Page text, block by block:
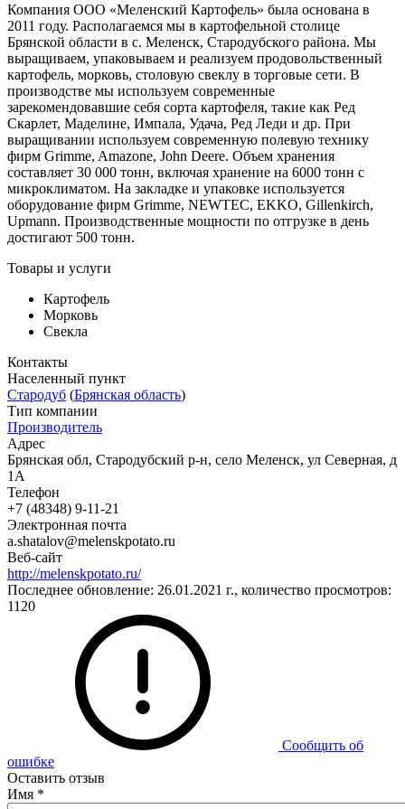
Компания ООО «Меленский Картофель» была основана в
2011 году. Располагаемся мы в картофельной столице
Брянской области в с. Меленск, Стародубского района. Мы
выращиваем, упаковываем и реализуем продовольственный
картофель, морковь, столовую свеклу в торговые сети. В
производстве мы используем современные
зарекомендовавшие себя сорта картофеля, такие как Ред
Скарлет, Маделине, Импала, Удача, Ред Леди и др. При
выращивании используем современную полевую технику
фирм Grimme, Amazone, John Deere. Объем хранения
составляет 30 000 тонн, включая хранение на 6000 тонн с
микроклиматом. На закладке и упаковке используется
оборудование фирм Grimme, NEWTEC, EKKO, Gillenkirch,
Upmann. Производственные мощности по отгрузке в день
достигают 500 тонн.
Товары и услуги
Картофель
Морковь
Свекла
Контакты
Населенный пункт
Стародуб (Брянская область)
Тип компании
Производитель
Адрес
Брянская обл, Стародубский р-н, село Меленск, ул Северная, д
1А
Телефон
+7 (48348) 9-11-21
Электронная почта
a.shatalov@melenskpotato.ru
Веб-сайт
http://melenskpotato.ru/
Последнее обновление: 26.01.2021 г., количество просмотров:
1120
Сообщить об
ошибке
Оставить отзыв
Имя *